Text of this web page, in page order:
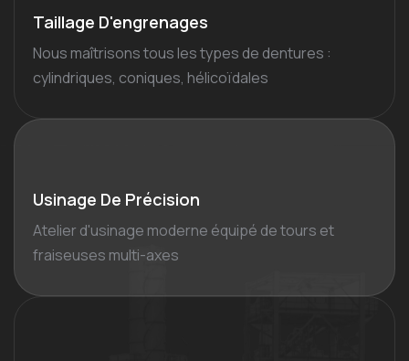
Taillage D'engrenages
Nous maîtrisons tous les types de dentures :
cylindriques, coniques, hélicoïdales
Usinage De Précision
Atelier d'usinage moderne équipé de tours et
fraiseuses multi-axes